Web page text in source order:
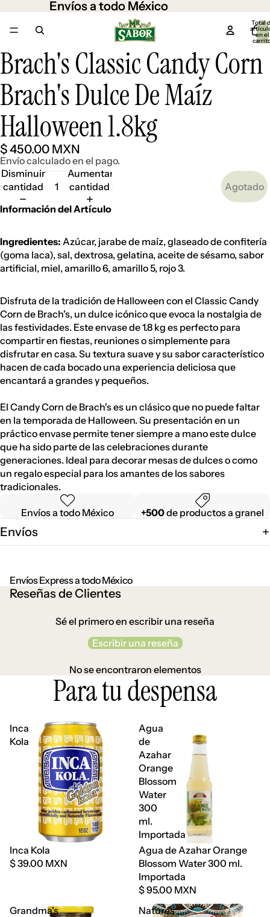
Envíos a todo México
Envíos a todo México
Total
en el
Abrir
imagen
a
pantalla
completa
Brach's Classic Candy Corn
Brach's Dulce De Maíz
Halloween 1.8kg
$ 450.00 MXN
Envío calculado en el pago.
Disminuir
cantidad
Aumentar
cantidad
Agotado
Información del Artículo
Ingredientes: Azúcar, jarabe de maíz, glaseado de confitería
(goma laca), sal, dextrosa, gelatina, aceite de sésamo, sabor
artificial, miel, amarillo 6, amarillo 5, rojo 3.
Disfruta de la tradición de Halloween con el Classic Candy
Corn de Brach's, un dulce icónico que evoca la nostalgia de
las festividades. Este envase de 1.8 kg es perfecto para
compartir en fiestas, reuniones o simplemente para
disfrutar en casa. Su textura suave y su sabor característico
hacen de cada bocado una experiencia deliciosa que
encantará a grandes y pequeños.
El Candy Corn de Brach's es un clásico que no puede faltar
en la temporada de Halloween. Su presentación en un
práctico envase permite tener siempre a mano este dulce
que ha sido parte de las celebraciones durante
generaciones. Ideal para decorar mesas de dulces o como
un regalo especial para los amantes de los sabores
tradicionales.
Envíos a todo México +500de productos a granel
Envíos
Envíos Express a todo México
Reseñas de Clientes
Sé el primero en escribir una reseña
Escribir una reseña
No se encontraron elementos
Para tu despensa
Inca
Kola
Agotado
Inca Kola
$ 39.00 MXN
Agua
de
Azahar
Orange
Blossom
Water
300
ml.
Importada
Agua de Azahar Orange
Blossom Water 300 ml.
Importada
$ 95.00 MXN
Grandma's
Natures